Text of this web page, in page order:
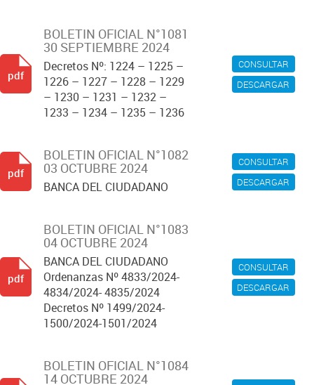
CONSULTAR
DESCARGAR
BOLETIN OFICIAL N°1081
30 SEPTIEMBRE 2024
Decretos Nº: 1224 – 1225 –
1226 – 1227 – 1228 – 1229
– 1230 – 1231 – 1232 –
1233 – 1234 – 1235 – 1236
pdf
CONSULTAR
DESCARGAR
BOLETIN OFICIAL N°1082
03 OCTUBRE 2024
BANCA DEL CIUDADANO
pdf
CONSULTAR
DESCARGAR
BOLETIN OFICIAL N°1083
04 OCTUBRE 2024
BANCA DEL CIUDADANO
Ordenanzas Nº 4833/2024-
4834/2024- 4835/2024
Decretos Nº 1499/2024-
1500/2024-1501/2024
pdf
BOLETIN OFICIAL N°1084
14 OCTUBRE 2024